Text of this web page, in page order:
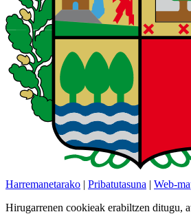
Harremanetarako | Pribatutasuna | Web-
Hirugarrenen cookieak erabiltzen ditugu,